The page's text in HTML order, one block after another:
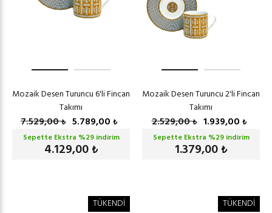
Mozaik Desen Turuncu 6'li Fincan
Takımı
7.529,00₺ 5.789,00 ₺
Sepette Ekstra %29indirim
4.129,00 ₺
Mozaik Desen Turuncu 2'li Fincan
Takımı
2.529,00₺ 1.939,00 ₺
Sepette Ekstra %29indirim
1.379,00 ₺
TÜKENDİ TÜKENDİ